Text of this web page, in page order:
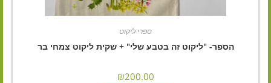
ספרי ליקוט
הספר- "ליקוט זה בטבע שלי" + שקית ליקוט צמחי בר
₪200.00